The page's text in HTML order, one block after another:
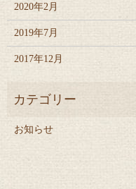
2020年2月
2019年7月
2017年12月
お知らせ